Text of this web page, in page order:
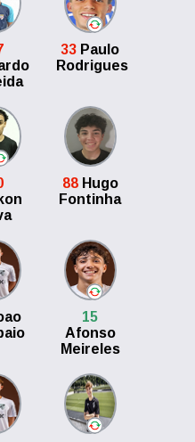
33 Paulo
Rodrigues
88Hugo
Fontinha
15
Afonso
Meireles